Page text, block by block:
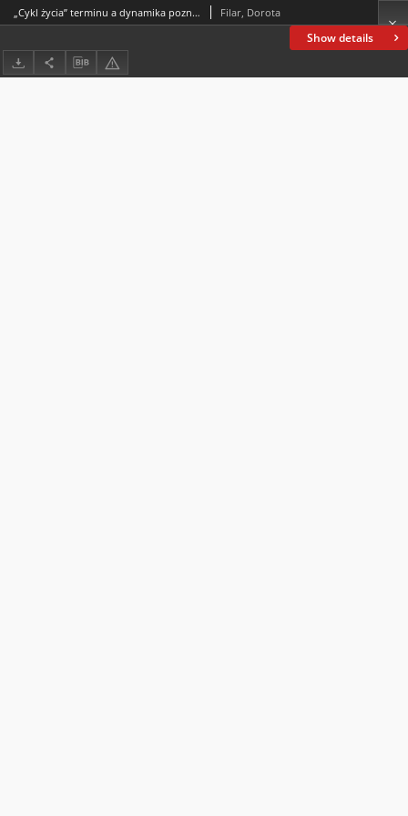
Show details
„Cykl życia” terminu a dynamika poznania naukowego. Szkic o kognitywnych aspektach rozwoju terminologii na przykładzie terminu konotacja Filar, Dorota